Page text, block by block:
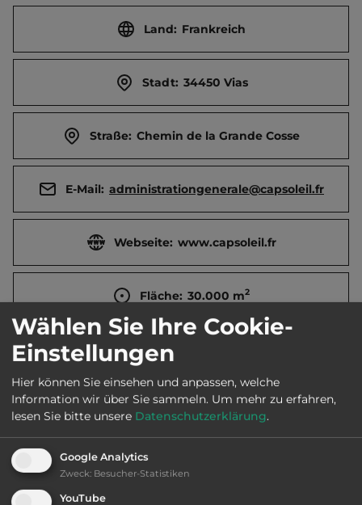
Land: Frankreich
Stadt: 34450 Vias
Straße: Chemin de la Grande Cosse
E-Mail: administrationgenerale@capsoleil.fr
Webseite: www.capsoleil.fr
Fläche: 30.000 m2
Öffnungszeiten:
Telefon: 0033 467 216477
Ausstattung:
Wählen Sie Ihre Cookie-
Einstellungen
Hier können Sie einsehen und anpassen, welche
Information wir über Sie sammeln. Um mehr zu erfahren,
lesen Sie bitte unsere Datenschutzerklärung.
Google Analytics
Zweck: Besucher-Statistiken
YouTube